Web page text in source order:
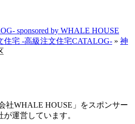
住宅 -高級注文住宅CATALOG- » 神
社WHALE HOUSE」をスポンサー
が運営しています。